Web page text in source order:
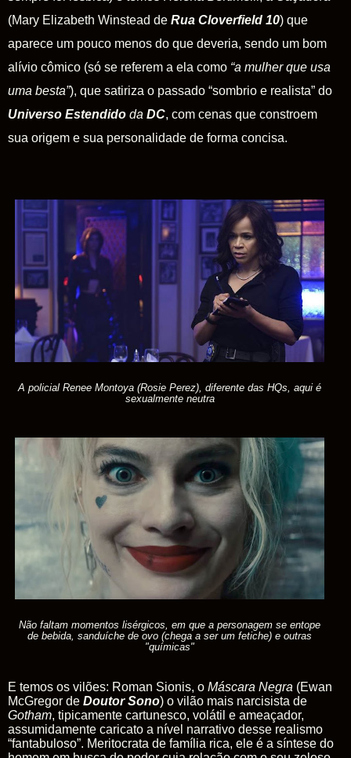
(Mary Elizabeth Winstead de Rua Cloverfield 10) que
aparece um pouco menos do que deveria, sendo um bom
alívio cômico (só se referem a ela como “a mulher que usa
uma besta”), que satiriza o passado “sombrio e realista” do
Universo Estendido da DC, com cenas que constroem
sua origem e sua personalidade de forma concisa.
A policial Renee Montoya (Rosie Perez), diferente das HQs, aqui é
sexualmente neutra
Não faltam momentos lisérgicos, em que a personagem se entope
de bebida, sanduíche de ovo (chega a ser um fetiche) e outras
"químicas"
E temos os vilões: Roman Sionis, o Máscara Negra (Ewan
McGregor de Doutor Sono) o vilão mais narcisista de
Gotham, tipicamente cartunesco, volátil e ameaçador,
assumidamente caricato a nível narrativo desse realismo
“fantabuloso”. Meritocrata de família rica, ele é a síntese do